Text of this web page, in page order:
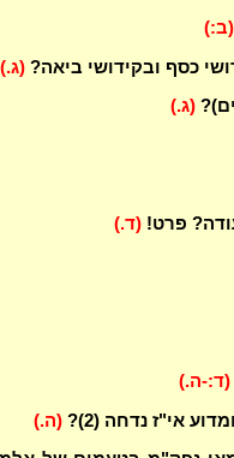
(ב:)
כסף ובקידושי ביאה?(ג.)
(ג.)
פרט!(ד.)
(ד:-ה.)
אי"ז נדחה (2)? (ה.)